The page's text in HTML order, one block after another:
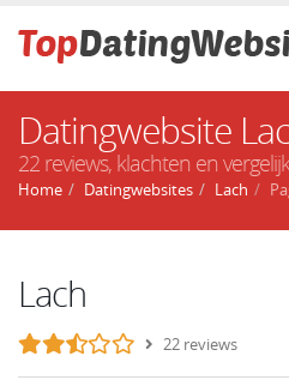
Datingwebsite
22 reviews, klachten en
Home Datingwebsites Lach
Lach
22 reviews